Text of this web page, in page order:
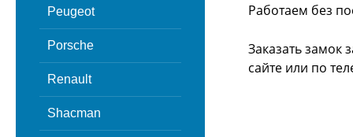
Peugeot
Porsche
Renault
Shacman
Работаем без
Заказать замок
сайте или по